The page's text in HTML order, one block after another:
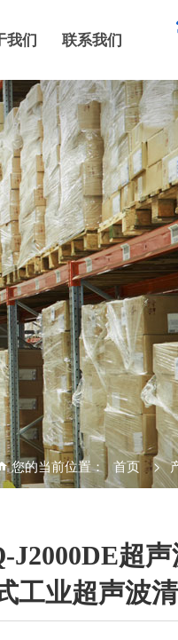
我们 联系我们
您的当前位置： 首页 >
J2000DE超
工业超声波